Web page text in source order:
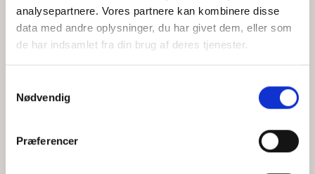
analysepartnere. Vores partnere kan kombinere disse
data med andre oplysninger, du har givet dem, eller som
de har indsamlet fra din brug af deres tjenester.
Nødvendig
Præferencer
Jeg accepterer behandlingen af mine personoplysninger i
henhold tilprivatlivspolitikken